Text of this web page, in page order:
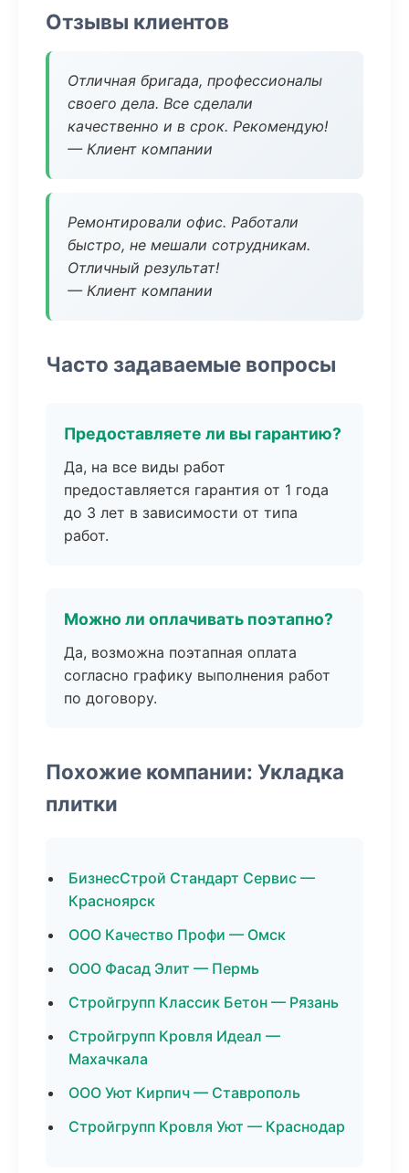
Отзывы клиентов
Отличная бригада, профессионалы
своего дела. Все сделали
качественно и в срок. Рекомендую!
— Клиент компании
Ремонтировали офис. Работали
быстро, не мешали сотрудникам.
Отличный результат!
— Клиент компании
Часто задаваемые вопросы
Предоставляете ли вы гарантию?
Да, на все виды работ
предоставляется гарантия от 1 года
до 3 лет в зависимости от типа
работ.
Можно ли оплачивать поэтапно?
Да, возможна поэтапная оплата
согласно графику выполнения работ
по договору.
Похожие компании: Укладка
плитки
БизнесСтрой Стандарт Сервис —
Красноярск
ООО Качество Профи — Омск
ООО Фасад Элит — Пермь
Стройгрупп Классик Бетон — Рязань
Стройгрупп Кровля Идеал —
Махачкала
ООО Уют Кирпич — Ставрополь
Стройгрупп Кровля Уют — Краснодар